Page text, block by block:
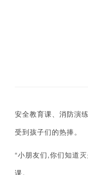
安全教育课、消防演
受到孩子们的热捧。
“小朋友们,你们知道
课。